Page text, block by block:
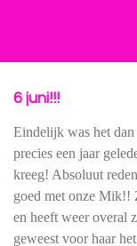
hoofdinhoud
6 juni!!!
Eindelijk was het
precies een jaar
kreeg! Absoluut
goed met onze Mik!!
en heeft weer overal
geweest voor haar